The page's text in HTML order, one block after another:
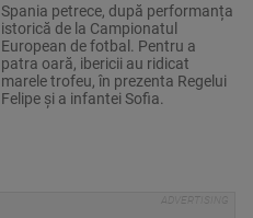
Spania petrece, după performanța
istorică de la Campionatul
European de fotbal. Pentru a
patra oară, ibericii au ridicat
marele trofeu, în prezenta Regelui
Felipe și a infantei Sofia.